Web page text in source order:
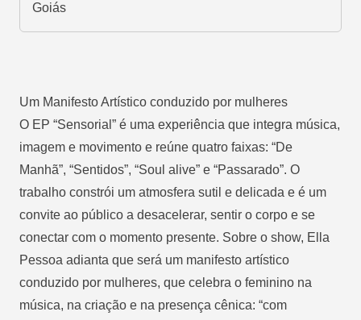
Goiás
Um Manifesto Artístico conduzido por mulheres
O EP “Sensorial” é uma experiência que integra música,
imagem e movimento e reúne quatro faixas: “De
Manhã”, “Sentidos”, “Soul alive” e “Passarado”. O
trabalho constrói um atmosfera sutil e delicada e é um
convite ao público a desacelerar, sentir o corpo e se
conectar com o momento presente. Sobre o show, Ella
Pessoa adianta que será um manifesto artístico
conduzido por mulheres, que celebra o feminino na
música, na criação e na presença cênica: “com